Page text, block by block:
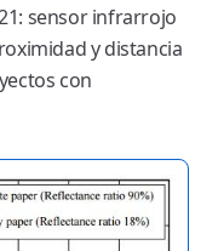
sensor infrarrojo
y distancia
con